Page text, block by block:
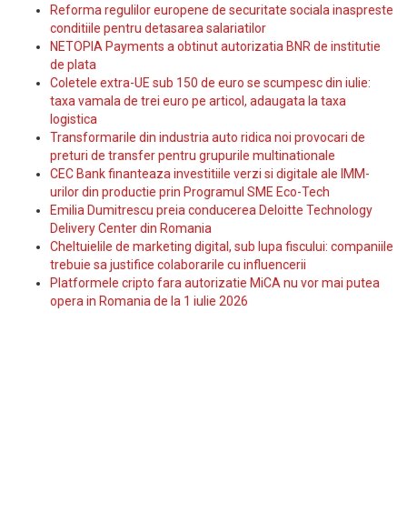
Reforma regulilor europene de securitate sociala inaspreste
conditiile pentru detasarea salariatilor
NETOPIA Payments a obtinut autorizatia BNR de institutie
de plata
Coletele extra-UE sub 150 de euro se scumpesc din iulie:
taxa vamala de trei euro pe articol, adaugata la taxa
logistica
Transformarile din industria auto ridica noi provocari de
preturi de transfer pentru grupurile multinationale
CEC Bank finanteaza investitiile verzi si digitale ale IMM-
urilor din productie prin Programul SME Eco-Tech
Emilia Dumitrescu preia conducerea Deloitte Technology
Delivery Center din Romania
Cheltuielile de marketing digital, sub lupa fiscului: companiile
trebuie sa justifice colaborarile cu influencerii
Platformele cripto fara autorizatie MiCA nu vor mai putea
opera in Romania de la 1 iulie 2026